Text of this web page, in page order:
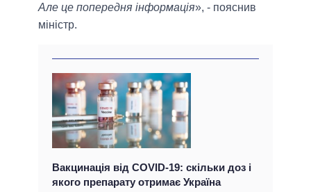
Але це попередня інформація», - пояснив
міністр.
Вакцинація від COVID-19: скільки доз і
якого препарату отримає Україна